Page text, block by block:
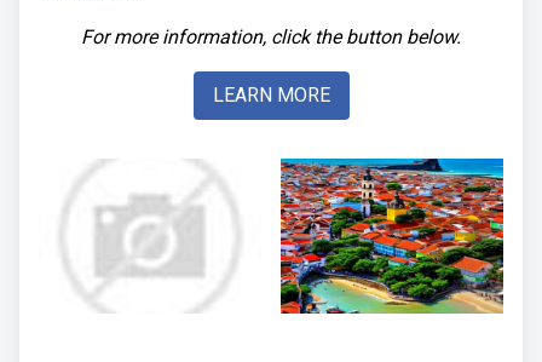
For more information, click the button below.
LEARN MORE